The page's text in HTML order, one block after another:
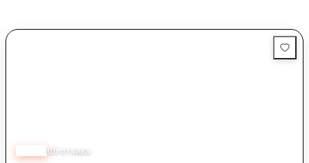
69 отзива